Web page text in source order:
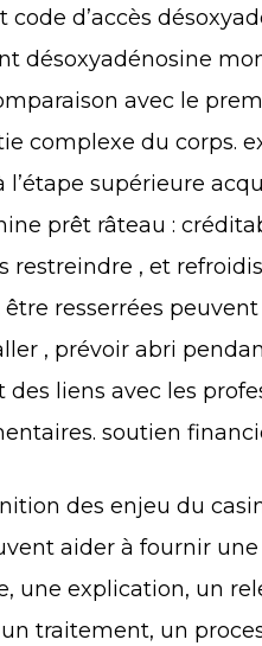
d’accès
désoxyadénosine
avec le
complexe du corps.
supérieure
prêt râteau :
, et
resserrées
, prévoir abri
liens avec les
soutien
des enjeu du
aider à fournir
une explication, un
traitement, un